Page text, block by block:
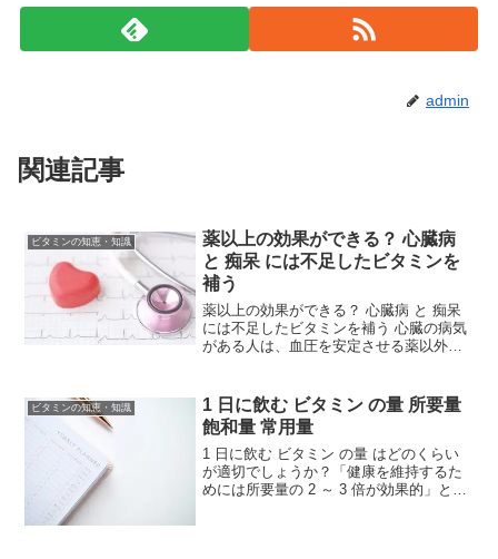
admin
関連記事
ビタミンの知恵・知識
薬以上の効果ができる？ 心臓病
と 痴呆 には不足したビタミンを
補う
薬以上の効果ができる？ 心臓病 と 痴呆
には不足したビタミンを補う 心臓の病気
がある人は、血圧を安定させる薬以外に
ような作用を及ぼすのでしょうか？動脈
硬化の予防コレ...
ビタミンの知恵・知識
1 日に飲む ビタミン の量 所要量
飽和量 常用量
1 日に飲む ビタミン の量 はどのくらい
が適切でしょうか？「健康を維持するた
めには所要量の 2 ～ 3 倍が効果的」と判